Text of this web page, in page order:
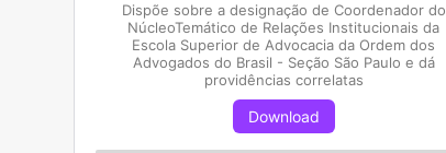
Dispõe sobre a designação de Coordenador do
NúcleoTemático de Relações Institucionais da
Escola Superior de Advocacia da Ordem dos
Advogados do Brasil - Seção São Paulo e dá
providências correlatas
Download